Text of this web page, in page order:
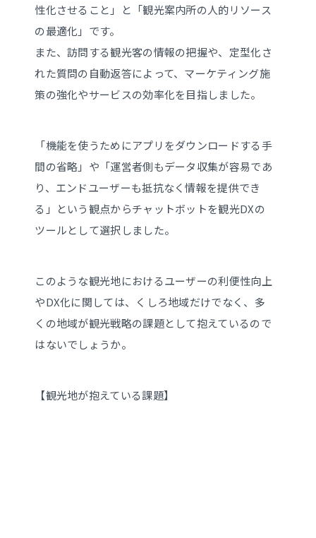
性化させること」と「観光案内所の人的リソース
の最適化」です。
また、訪問する観光客の情報の把握や、定型化さ
れた質問の自動返答によって、マーケティング施
策の強化やサービスの効率化を目指しました。
「機能を使うためにアプリをダウンロードする手
間の省略」や「運営者側もデータ収集が容易であ
り、エンドユーザーも抵抗なく情報を提供でき
る」という観点からチャットボットを観光DXの
ツールとして選択しました。
このような観光地におけるユーザーの利便性向上
やDX化に関しては、くしろ地域だけでなく、多
くの地域が観光戦略の課題として抱えているので
はないでしょうか。
【観光地が抱えている課題】